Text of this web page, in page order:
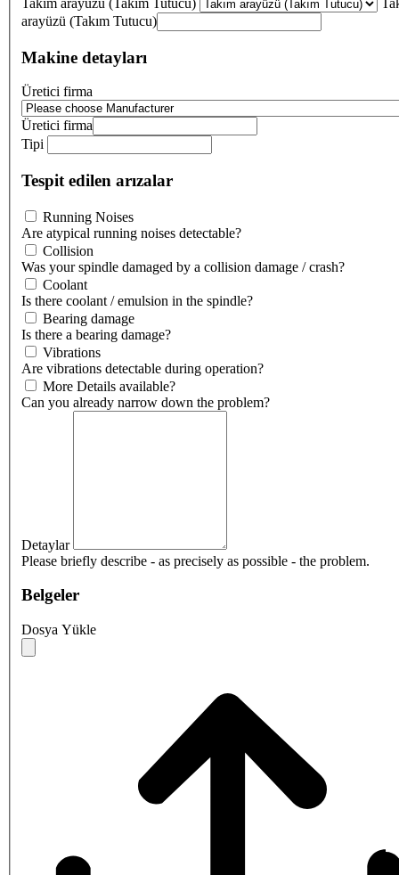
arayüzü (Takım Tutucu)
Makine detayları
Üretici firma
Üretici firma
Tipi
Tespit edilen arızalar
Running Noises
Are atypical running noises detectable?
Collision
Was your spindle damaged by a collision damage / crash?
Coolant
Is there coolant / emulsion in the spindle?
Bearing damage
Is there a bearing damage?
Vibrations
Are vibrations detectable during operation?
More Details available?
Can you already narrow down the problem?
Detaylar
Please briefly describe - as precisely as possible - the problem.
Belgeler
Dosya Yükle